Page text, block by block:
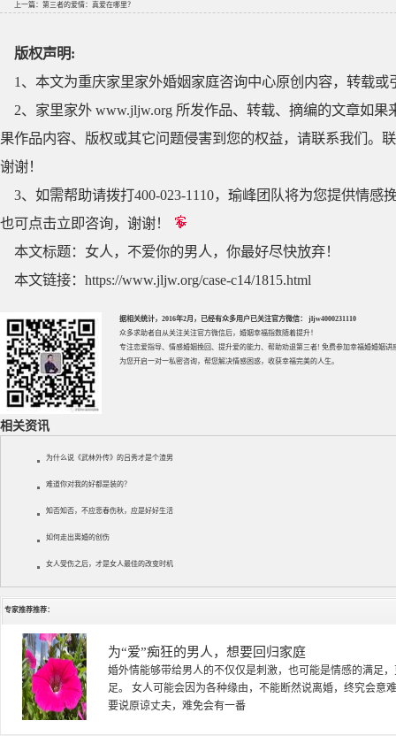
上一篇： 第三者的爱情：真爱在哪里？
版权声明:
1、本文为重庆家里家外婚姻家庭咨询中心原创内容，转载
2、家里家外 www.jljw.org 所发作品、转载、摘编的文章如
果作品内容、版权或其它问题侵害到您的权益，请联系我们。
谢谢！
3、如需帮助请拨打400-023-1110，瑜峰团队将为您提供情
也可点击立即咨询，谢谢！
本文标题： 女人，不爱你的男人，你最好尽快放弃！
本文链接： https://www.jljw.org/case-c14/1815.html
据相关统计，2016年2月，已经有众多用户已关注官方微信： jljw4000231110
众多求助者自从关注关注官方微信后，婚姻幸福指数随着提升！
专注恋爱指导、 情感婚姻挽回 、提升爱的能力、帮助劝退第三者! 免费参加幸福婚婚姻讲
为您开启一对一私密咨询，帮您解决情感困惑，收获幸福完美的人生。
相关资讯
为什么说《武林外传》的吕秀才是个渣男
难道你对我的好都是装的？
知否知否，不应悲春伤秋，应是好好生活
如何走出离婚的创伤
女人受伤之后，才是女人最佳的改变时机
专家推荐推荐：
徐珞棋
徐珞棋，婚姻家庭咨询师，毕业于重庆师范大学心理学专业
多年，对婚姻情感分析、恋爱择偶、夫妻关系，情感挽回、
千小时，积累了丰富的咨